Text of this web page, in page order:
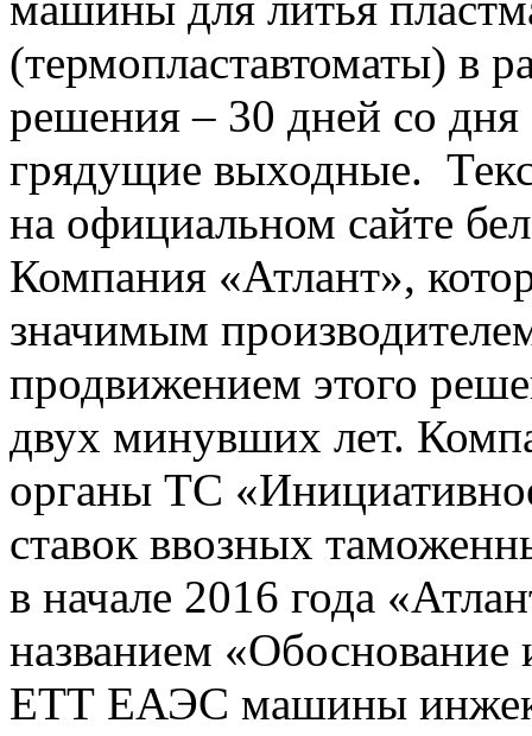
(термопластавтоматы) в
решения – 30 дней со дня
грядущие выходные.
на официальном сайте
Компания «Атлант»,
значимым
продвижением этого
двух минувших лет.
органы ТС
ставок ввозных
в начале 2016 года
названием
ЕТТ ЕАЭС машины